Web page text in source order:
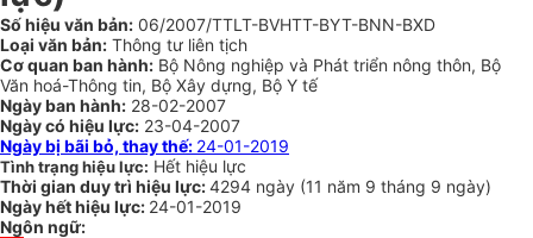
Số hiệu văn bản: 06/2007/TTLT-BVHTT-BYT-BNN-BXD
Loại văn bản: Thông tư liên tịch
Cơ quan ban hành: Bộ Nông nghiệp và Phát triển nông thôn, Bộ
Văn hoá-Thông tin, Bộ Xây dựng, Bộ Y tế
Ngày ban hành: 28-02-2007
Ngày có hiệu lực: 23-04-2007
Ngày bị bãi bỏ, thay thế: 24-01-2019
Tình trạng hiệu lực: Hết hiệu lực
Thời gian duy trì hiệu lực:4294 ngày (11 năm 9 tháng 9 ngày)
Ngày hết hiệu lực: 24-01-2019
Ngôn ngữ: